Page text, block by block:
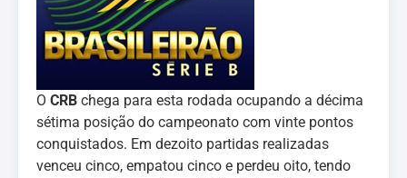
O CRB chega para esta rodada ocupando a décima
sétima posição do campeonato com vinte pontos
conquistados. Em dezoito partidas realizadas
venceu cinco, empatou cinco e perdeu oito, tendo